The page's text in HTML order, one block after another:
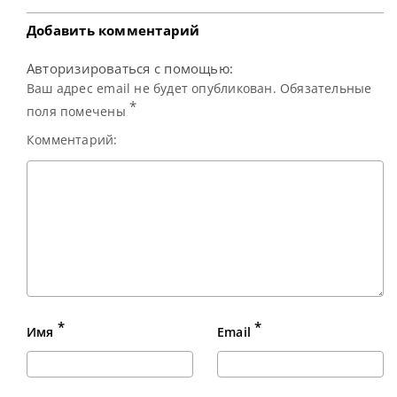
рейтинговом
Добавить комментарий
Авторизироваться с помощью:
Ваш адрес email не будет опубликован. Обязательные
поля помечены *
Комментарий:
Имя * Email *